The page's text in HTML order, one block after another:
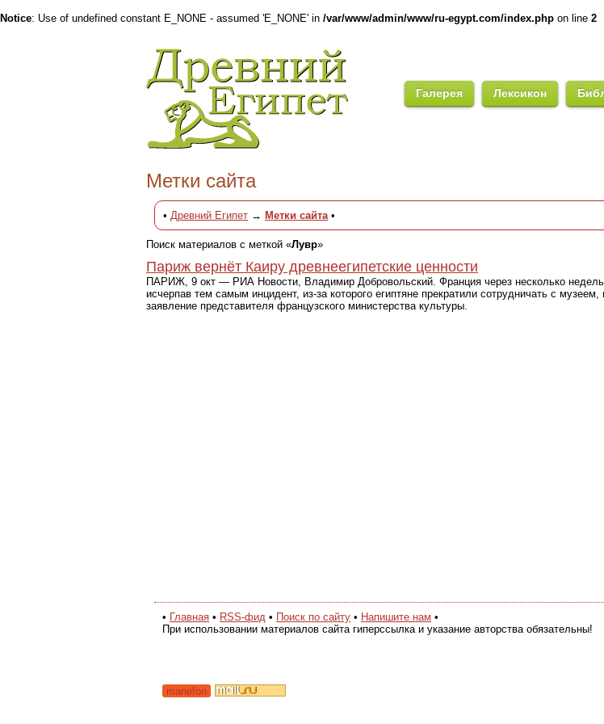
Notice: Use of undefined constant E_NONE - assumed 'E_NONE' in /var/www/admin/www/ru-egypt.com/index.php on line 2
Галерея Лексикон
Метки сайта
• Древний Египет → Метки сайта•
Поиск материалов с меткой «Лувр»
Париж вернёт Каиру древнеегипетские ценности
ПАРИЖ, 9 окт — РИА Новости, Владимир Добровольский. Франция через несколько
исчерпав тем самым инцидент, из-за которого египтяне прекратили сотрудничать с
заявление представителя французского министерства культуры.
• Главная • RSS-фид • Поиск по сайту • Напишите нам •
При использовании материалов сайта гиперссылка и указание авторства обязательны!
manefon